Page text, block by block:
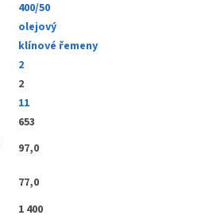
400/50
olejový
klínové řemeny
2
2
11
653
97,0
77,0
1 400